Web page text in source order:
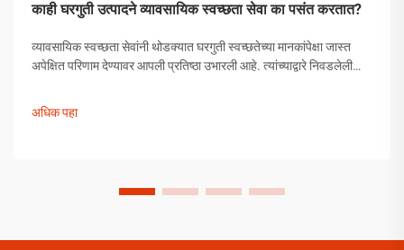
काही घरगुती उत्पादने व्यावसायिक स्वच्छता सेवा का पसंत करतात?
व्यावसायिक स्वच्छता सेवांनी थोडक्यात घरगुती स्वच्छतेच्या मानकांपेक्षा जास्त
अपेक्षित परिणाम देण्यावर आपली प्रतिष्ठा उभारली आहे. त्यांच्याद्वारे निवडलेली
काळजीपूर्वक निवडलेली उपाययोजना आहेत.
अधिक पहा